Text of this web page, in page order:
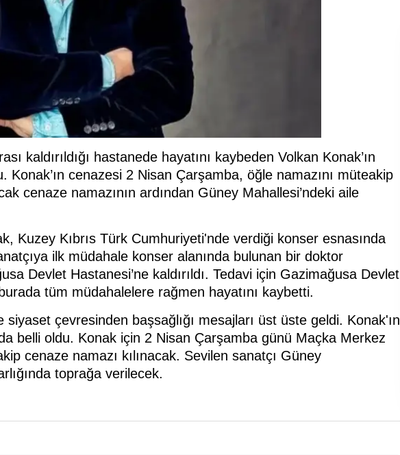
kaldırıldığı hastanede hayatını kaybeden Volkan Konak’ın
Konak’ın cenazesi 2 Nisan Çarşamba, öğle namazını müteakip
cenaze namazının ardından Güney Mahallesi’ndeki aile
Kuzey Kıbrıs Türk Cumhuriyeti'nde verdiği konser esnasında
ilk müdahale konser alanında bulunan bir doktor
Devlet Hastanesi’ne kaldırıldı. Tedavi için Gazimağusa Devlet
tüm müdahalelere rağmen hayatını kaybetti.
siyaset çevresinden başsağlığı mesajları üst üste geldi. Konak'ın
belli oldu. Konak için 2 Nisan Çarşamba günü Maçka Merkez
cenaze namazı kılınacak. Sevilen sanatçı Güney
toprağa verilecek.